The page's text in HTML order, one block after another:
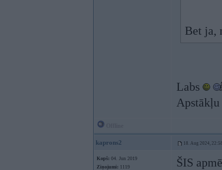
Bet ja,
Labs
kaprons2 18. Aug 2024,
Kopš: 04. Jun 2019
Ziņojumi: 1119
ŠIS